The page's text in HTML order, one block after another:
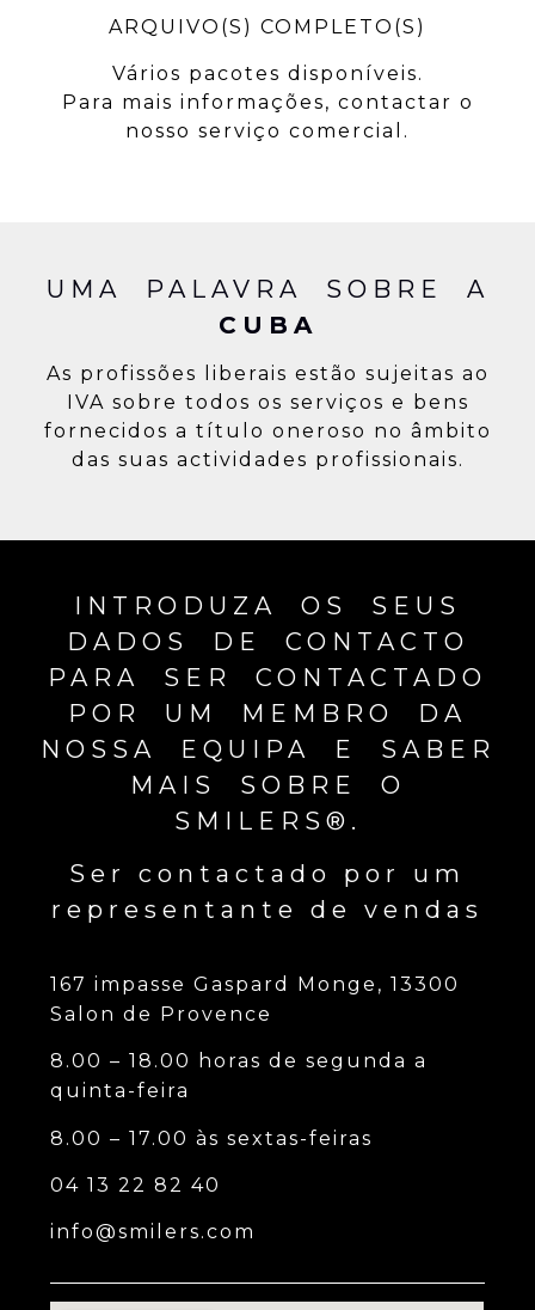
ARQUIVO(S) COMPLETO(S)
Vários pacotes disponíveis.
Para mais informações, contactar o
nosso serviço comercial.
UMA PALAVRA SOBRE A
CUBA
As profissões liberais estão sujeitas ao
IVA sobre todos os serviços e bens
fornecidos a título oneroso no âmbito
das suas actividades profissionais.
INTRODUZA OS SEUS
DADOS DE CONTACTO
PARA SER CONTACTADO
POR UM MEMBRO DA
NOSSA EQUIPA E SABER
MAIS SOBRE O
SMILERS®.
Ser contactado por um
representante de vendas
167 impasse Gaspard Monge, 13300
Salon de Provence
8.00 – 18.00 horas de segunda a
quinta-feira
8.00 – 17.00 às sextas-feiras
04 13 22 82 40
info@smilers.com